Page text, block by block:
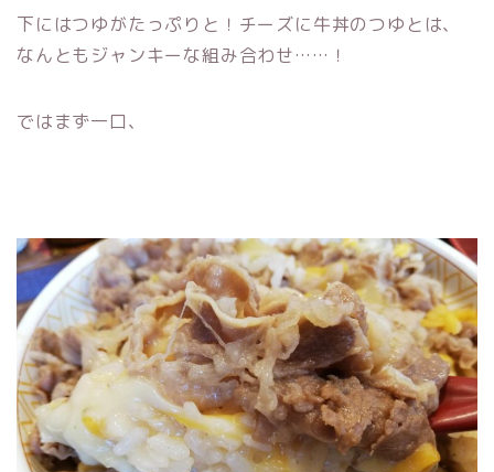
下にはつゆがたっぷりと！チーズに牛丼のつゆとは、
なんともジャンキーな組み合わせ……！
ではまず一口、